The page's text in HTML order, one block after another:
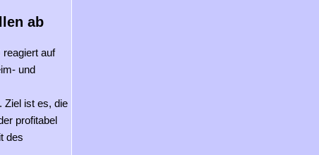
ab
reagiert auf
und
Ziel ist es, die
profitabel
des